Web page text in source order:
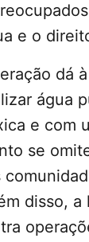
e o
dá
água
e com
se
disso, a